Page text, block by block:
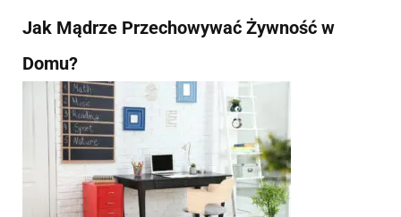
Jak Mądrze Przechowywać Żywność w
Domu?